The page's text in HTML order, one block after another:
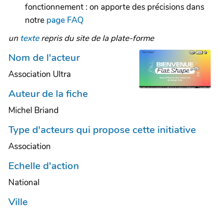
fonctionnement : on apporte des précisions dans
notre page FAQ
un texterepris du site de la plate-forme
Nom de l'acteur
Association Ultra
Auteur de la fiche
Michel Briand
Type d'acteurs qui propose cette initiative
Association
Echelle d'action
National
Ville